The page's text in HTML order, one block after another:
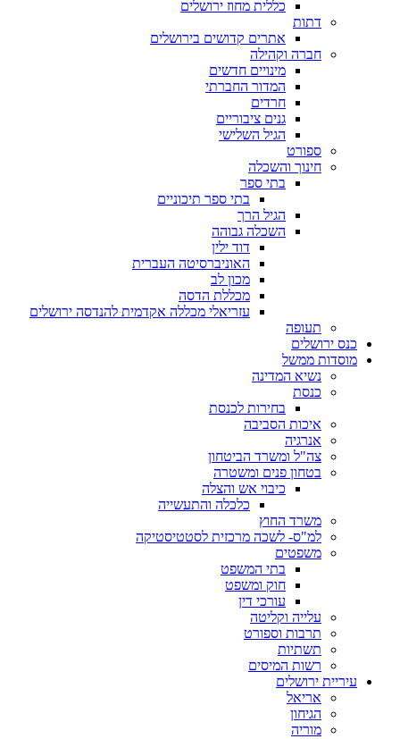
כללית מחוז ירושלים
דתות
אתרים קדושים בירושלים
חברה וקהילה
מינויים חדשים
המדור החברתי
חרדים
גנים ציבוריים
הגיל השלישי
ספורט
חינוך והשכלה
בתי ספר
בתי ספר תיכוניים
הגיל הרך
השכלה גבוהה
דוד ילין
האוניברסיטה העברית
מכון לב
מכללת הדסה
עזריאלי מכללה אקדמית להנדסה ירושלים
תעופה
כנס ירושלים
מוסדות ממשל
נשיא המדינה
כנסת
בחירות לכנסת
איכות הסביבה
אנרגיה
צה"ל ומשרד הביטחון
בטחון פנים ומשטרה
כיבוי אש והצלה
כלכלה והתעשייה
משרד החוץ
למ"ס- לשכה מרכזית לסטטיסטיקה
משפטים
בתי המשפט
חוק ומשפט
עורכי דין
עלייה וקליטה
תרבות וספורט
תשתיות
רשות המיסים
עיריית ירושלים
אריאל
הגיחון
מוריה